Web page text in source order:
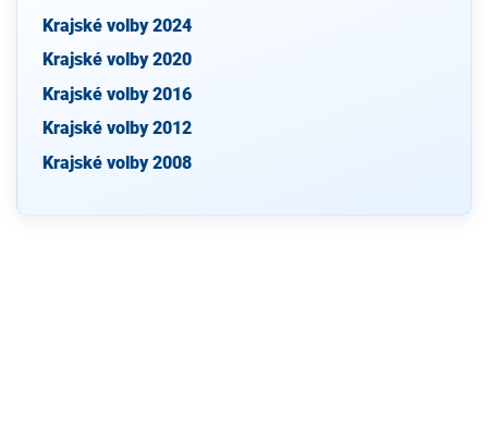
Krajské volby 2024
Krajské volby 2020
Krajské volby 2016
Krajské volby 2012
Krajské volby 2008